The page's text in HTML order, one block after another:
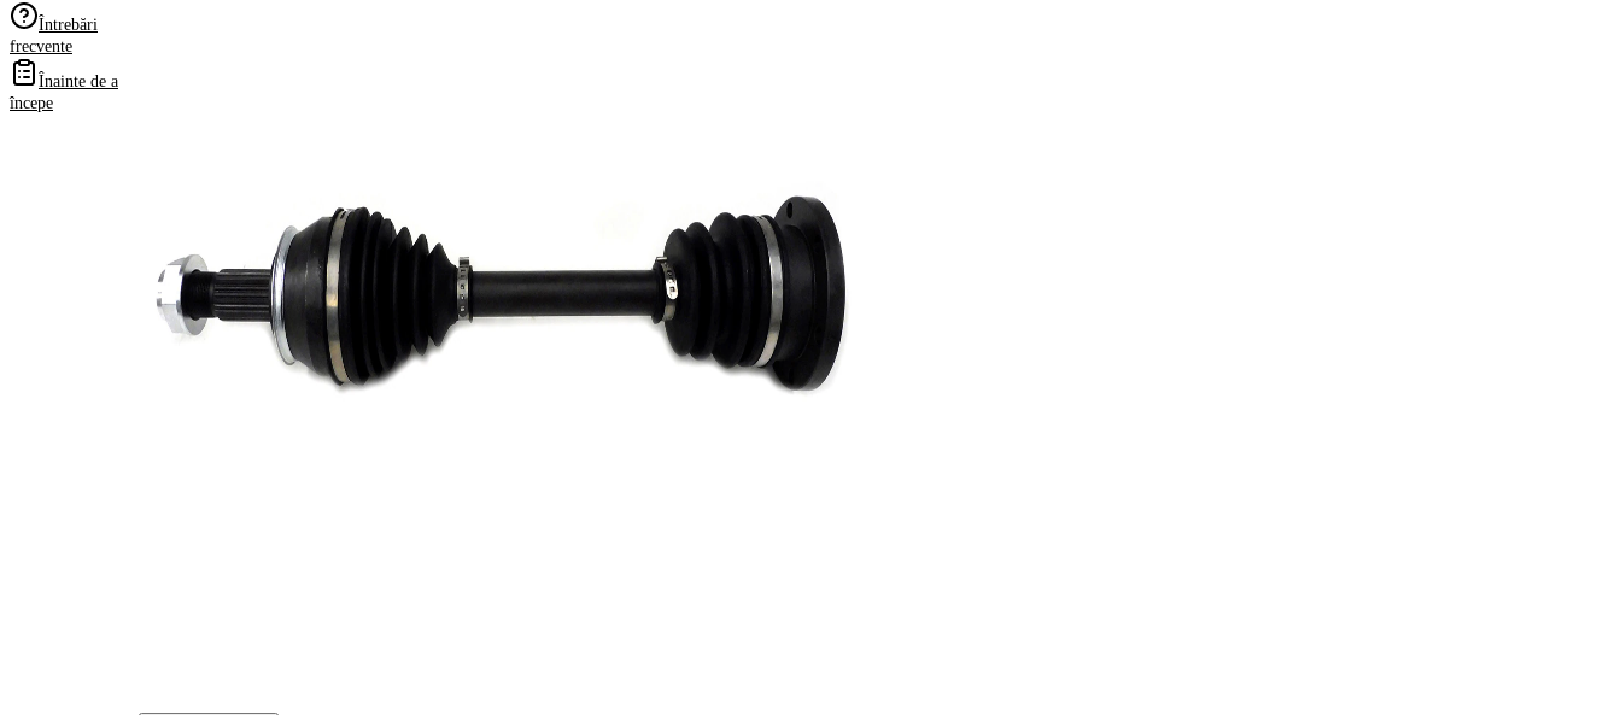
Întrebări
frecvente
Înainte de a
începe
filet
M24x1.5
Dantura
exterioara
parte roata
25
51 mm